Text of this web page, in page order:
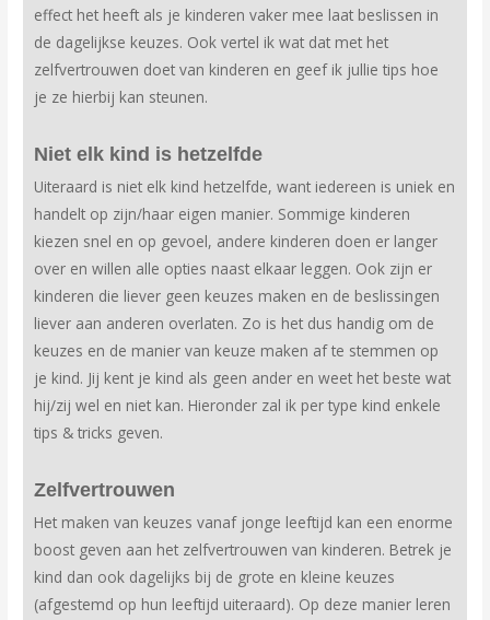
effect het heeft als je kinderen vaker mee laat beslissen in
de dagelijkse keuzes. Ook vertel ik wat dat met het
zelfvertrouwen doet van kinderen en geef ik jullie tips hoe
je ze hierbij kan steunen.
Niet elk kind is hetzelfde
Uiteraard is niet elk kind hetzelfde, want iedereen is uniek en
handelt op zijn/haar eigen manier. Sommige kinderen
kiezen snel en op gevoel, andere kinderen doen er langer
over en willen alle opties naast elkaar leggen. Ook zijn er
kinderen die liever geen keuzes maken en de beslissingen
liever aan anderen overlaten. Zo is het dus handig om de
keuzes en de manier van keuze maken af te stemmen op
je kind. Jij kent je kind als geen ander en weet het beste wat
hij/zij wel en niet kan. Hieronder zal ik per type kind enkele
tips & tricks geven.
Zelfvertrouwen
Het maken van keuzes vanaf jonge leeftijd kan een enorme
boost geven aan het zelfvertrouwen van kinderen. Betrek je
kind dan ook dagelijks bij de grote en kleine keuzes
(afgestemd op hun leeftijd uiteraard). Op deze manier leren